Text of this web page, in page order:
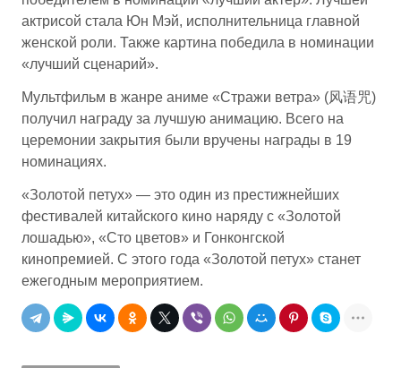
актрисой стала Юн Мэй, исполнительница главной
женской роли. Также картина победила в номинации
«лучший сценарий».
Мультфильм в жанре аниме «Стражи ветра» (风语咒)
получил награду за лучшую анимацию. Всего на
церемонии закрытия были вручены награды в 19
номинациях.
«Золотой петух» — это один из престижнейших
фестивалей китайского кино наряду с «Золотой
лошадью», «Сто цветов» и Гонконгской
кинопремией. С этого года «Золотой петух» станет
ежегодным мероприятием.